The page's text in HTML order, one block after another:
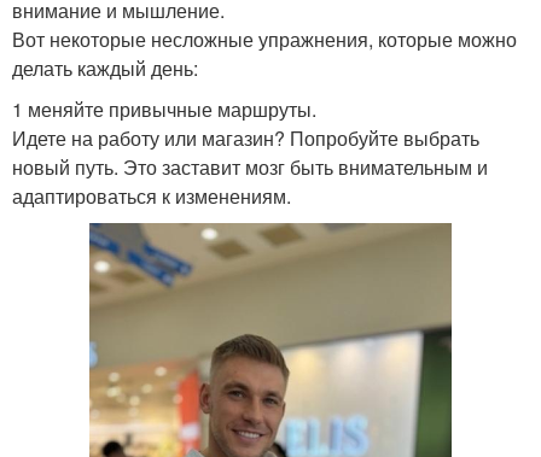
внимание и мышление.
Вот некоторые несложные упражнения, которые можно
делать каждый день:
1 меняйте привычные маршруты.
Идете на работу или магазин? Попробуйте выбрать
новый путь. Это заставит мозг быть внимательным и
адаптироваться к изменениям.